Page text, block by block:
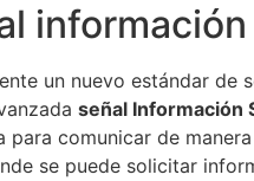
un nuevo estándar de
señal Información
para comunicar de
se puede solicitar